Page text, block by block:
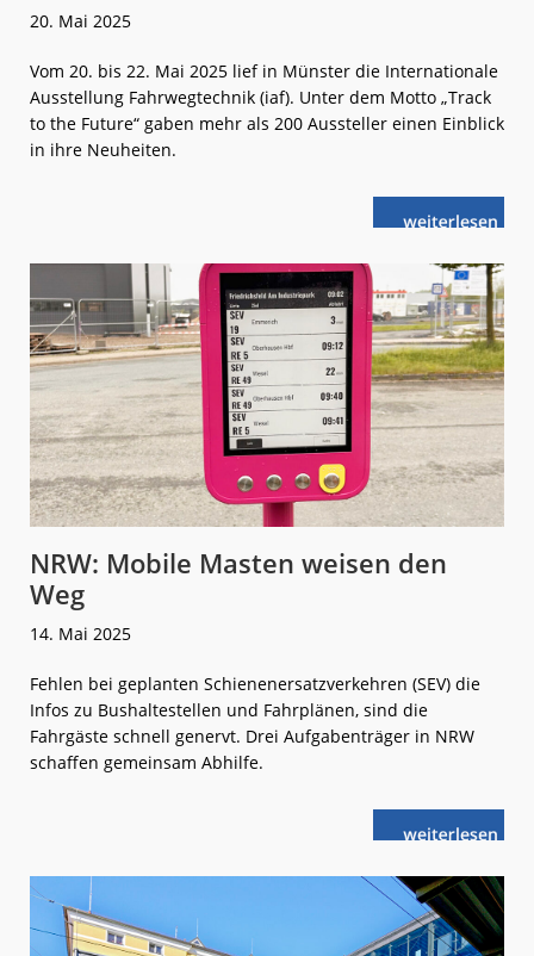
20. Mai 2025
Vom 20. bis 22. Mai 2025 lief in Münster die Internationale
Ausstellung Fahrwegtechnik (iaf). Unter dem Motto „Track
to the Future“ gaben mehr als 200 Aussteller einen Einblick
in ihre Neuheiten.
weiterlese
niaf
den
Gleisbau
NRW: Mobile Masten weisen den
Weg
14. Mai 2025
Fehlen bei geplanten Schienenersatzverkehren (SEV) die
Infos zu Bushaltestellen und Fahrplänen, sind die
Fahrgäste schnell genervt. Drei Aufgabenträger in NRW
schaffen gemeinsam Abhilfe.
weiterlese
nNRW:
den
Weg